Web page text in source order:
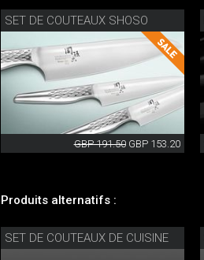
SET DE COUTEAUX SHOSO
GBP 191.50 GBP 153.20
Produits alternatifs :
SET DE COUTEAUX DE CUISINE